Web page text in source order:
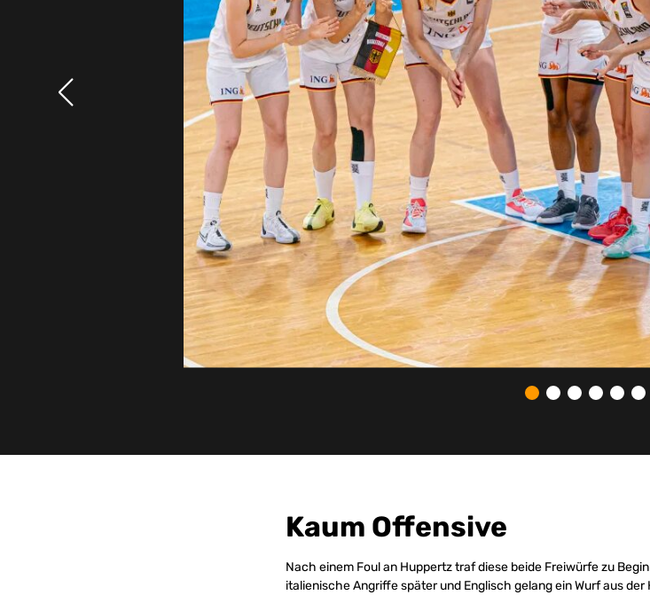
Kaum Offensive
Nach einem Foul an Huppertz traf diese beide Freiwürfe zu
italienische Angriffe später und Englisch gelang ein Wurf aus